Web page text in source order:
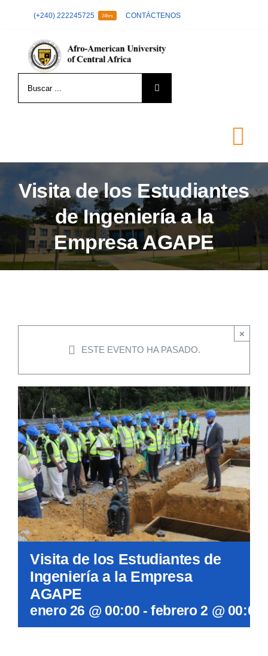
(+240) 222245725 24hrs CONTÁCTENOS
LA UNIVERSIDAD
FORMACIÓN
ADMISIÓN
DOCUMENTOS
CONTÁCTENOS
ACCESOS DIRECTOS
Visita de los Estudiantes
de Ingeniería a la
Empresa AGAPE
ESTE EVENTO HA PASADO.
×
Visita de los Estudiantes de
Ingeniería a la Empresa
AGAPE
enero 26 @ 00:00 -febrero 2 @ 00:00